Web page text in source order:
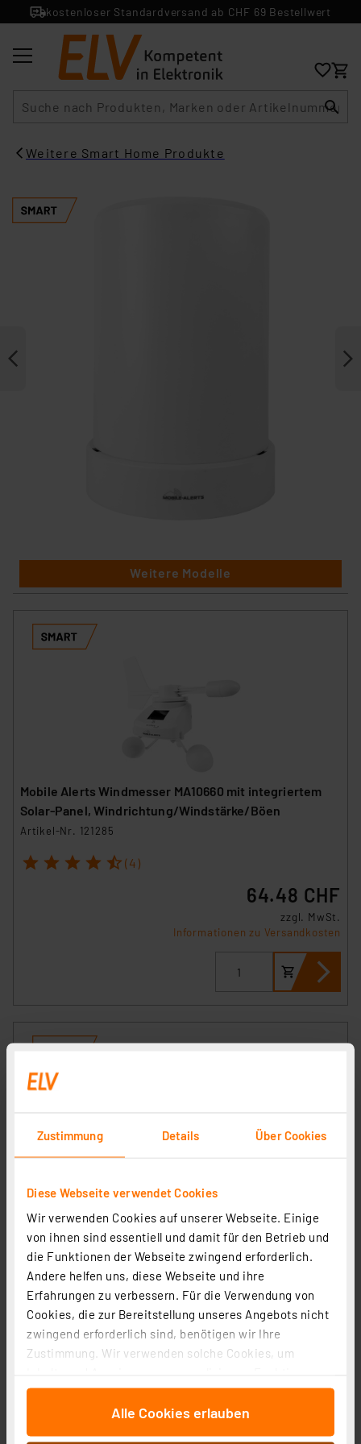
Zustimmung Details Über Cookies
Diese Webseite verwendet Cookies
Wir verwenden Cookies auf unserer Webseite. Einige
von ihnen sind essentiell und damit für den Betrieb und
die Funktionen der Webseite zwingend erforderlich.
Andere helfen uns, diese Webseite und ihre
Erfahrungen zu verbessern. Für die Verwendung von
Cookies, die zur Bereitstellung unseres Angebots nicht
zwingend erforderlich sind, benötigen wir Ihre
Zustimmung. Wir verwenden solche Cookies, um
für soziale Medien anbieten zu können und die Zugriffe
auf unsere Website zu analysieren. Außerdem geben
Alle Cookies erlauben
kostenloser Standardversand ab CHF 69 Bestellwert
Weitere Smart Home Produkte
Weitere Modelle
Mobile Alerts Windmesser MA10660 mit integriertem
Solar-Panel, Windrichtung/Windstärke/Böen
Artikel-Nr. 121285
1 2 3 4 5 (4)
64.48 CHF
zzgl. MwSt.
Informationen zu Versandkosten
Mobile Alerts Wetter-Starter-Set MA10050
Artikel-Nr. 122007
2 3 4 5 (4)
174.59 CHF
zzgl. MwSt.
Informationen zu Versandkosten